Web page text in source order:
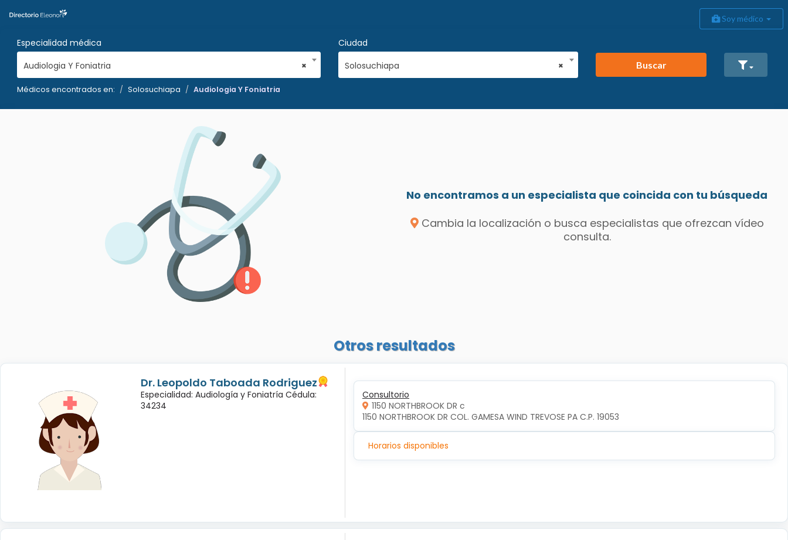
Soy médico
Especialidad médica
×
Audiologia Y Foniatria
Ciudad
×
Solosuchiapa Buscar
Médicos encontrados en: Solosuchiapa Audiologia Y Foniatria
No encontramos a un especialista que coincida con tu búsqueda
Cambia la localización o busca especialistas que ofrezcan vídeo
consulta.
Otros resultados
Dr. Leopoldo Taboada Rodriguez
Especialidad: Audiología y Foniatría Cédula:
34234
Consultorio
1150 NORTHBROOK DR c
1150 NORTHBROOK DR COL. GAMESA WIND TREVOSE PA C.P. 19053
Horarios disponibles